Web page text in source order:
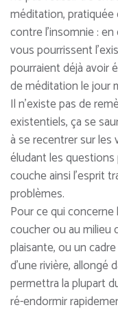
méditation,
contre l’insomnie :
vous pourrissent
pourraient déjà avoir
de méditation le jour
Il n’existe pas de
existentiels, ça se
à se recentrer sur
éludant les
couche ainsi l’esprit
problèmes.
Pour ce qui
coucher ou au milieu
plaisante, ou un
d’une rivière, allongé
permettra la plupart
ré-endormir